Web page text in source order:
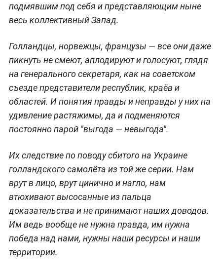
подмявшим под себя и представляющим ныне
весь коллективный Запад.
Голландцы, норвежцы, французы — все они даже
пикнуть не смеют, аплодируют и голосуют, глядя
на генерального секретаря, как на советском
съезде представители республик, краёв и
областей. И понятия правды и неправды у них на
удивление растяжимы, да и подменяются
постоянно парой "выгода — невыгода".
Их следствие по поводу сбитого на Украине
голландского самолёта из той же серии. Нам
врут в лицо, врут цинично и нагло, нам
втюхивают высосанные из пальца
доказательства и не принимают наших доводов.
Им ведь вообще не нужна правда, им нужна
победа над нами, нужны наши ресурсы и наши
территории.